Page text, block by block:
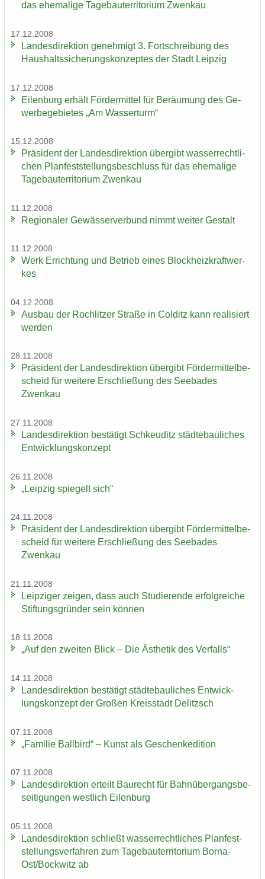
das ehe­ma­li­ge Ta­ge­bau­ter­ri­to­ri­um Zwenkau
17.12.2008
Lan­des­di­rek­ti­on ge­neh­migt 3. Fort­schrei­bung des
Haus­halts­si­che­rungs­kon­zep­tes der Stadt Leip­zig
17.12.2008
Ei­len­burg er­hält För­der­mit­tel für Be­räu­mung des Ge­
wer­be­ge­bie­tes „Am Was­ser­turm“
15.12.2008
Prä­si­dent der Lan­des­di­rek­ti­on über­gibt was­ser­recht­li­
chen Plan­fest­stel­lungs­be­schluss für das ehe­ma­li­ge
Ta­ge­bau­ter­ri­to­ri­um Zwenkau
11.12.2008
Re­gio­na­ler Ge­wäs­ser­ver­bund nimmt wei­ter Ge­stalt
11.12.2008
Werk Er­rich­tung und Be­trieb eines Block­heiz­kraft­wer­
kes
04.12.2008
Aus­bau der Roch­lit­zer Stra­ße in Col­ditz kann rea­li­siert
wer­den
28.11.2008
Prä­si­dent der Lan­des­di­rek­ti­on über­gibt För­der­mit­tel­be­
scheid für wei­te­re Er­schlie­ßung des See­ba­des
Zwenkau
27.11.2008
Lan­des­di­rek­ti­on be­stä­tigt Schkeu­ditz städ­te­bau­li­ches
Ent­wick­lungs­kon­zept
26.11.2008
„Leip­zig spie­gelt sich“
24.11.2008
Prä­si­dent der Lan­des­di­rek­ti­on über­gibt För­der­mit­tel­be­
scheid für wei­te­re Er­schlie­ßung des See­ba­des
Zwenkau
21.11.2008
Leip­zi­ger zei­gen, dass auch Stu­die­ren­de er­folg­rei­che
Stif­tungs­grün­der sein kön­nen
18.11.2008
„Auf den zwei­ten Blick – Die Äs­the­tik des Ver­falls“
14.11.2008
Lan­des­di­rek­ti­on be­stä­tigt städ­te­bau­li­ches Ent­wick­
lungs­kon­zept der Gro­ßen Kreis­stadt De­litzsch
07.11.2008
„Fa­mi­lie Ball­bird“ – Kunst als Ge­schen­ke­di­ti­on
07.11.2008
Lan­des­di­rek­ti­on er­teilt Bau­recht für Bahn­über­gangs­be­
sei­ti­gun­gen west­lich Ei­len­burg
05.11.2008
Lan­des­di­rek­ti­on schließt was­ser­recht­li­ches Plan­fest­
stel­lungs­ver­fah­ren zum Ta­ge­bau­ter­ri­to­ri­um Borna-​
Ost/Bock­witz ab